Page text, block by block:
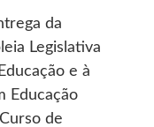
da
Legislativa
e à
Educação
de